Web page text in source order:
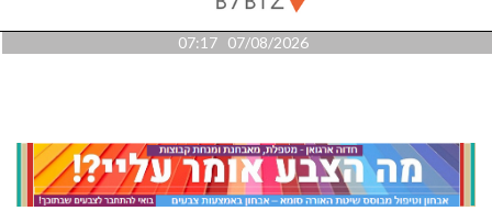
07/08/2026 07:17